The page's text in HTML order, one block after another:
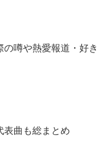
噂や熱愛報道・好き
表曲も総まとめ